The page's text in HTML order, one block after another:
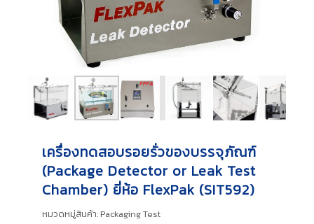
เครื่องทดสอบรอยรั่วของบรรจุภัณฑ์
(Package Detector or Leak Test
Chamber) ยี่ห้อ FlexPak (SIT592)
หมวดหมู่สินค้า: Packaging Test